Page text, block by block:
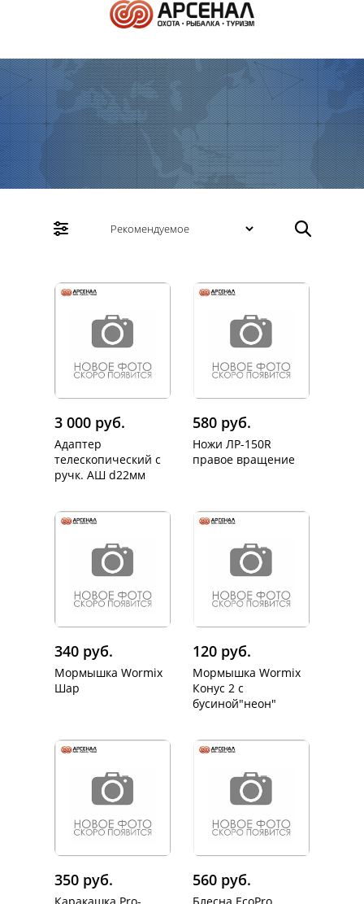
3 000 руб.
Адаптер
телескопический с
ручк. АШ d22мм
580 руб.
Ножи ЛР-150R
правое вращение
340 руб.
Мормышка Wormix
Шар
120 руб.
Мормышка Wormix
Конус 2 с
бусиной"неон"
350 руб.
Каракашка Pro-
560 руб.
Блесна EcoPro